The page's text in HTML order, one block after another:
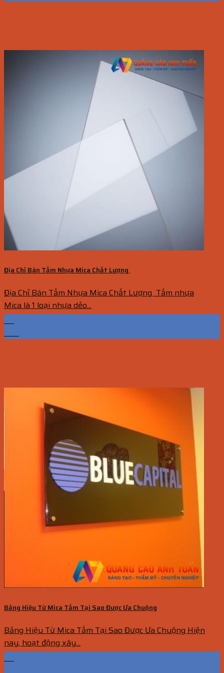
Địa Chỉ Bán Tấm Nhựa Mica Chất Lượng
Địa Chỉ Bán Tấm Nhựa Mica Chất Lượng Tấm nhựa
Mica là 1 loại nhựa dẻo...
Bảng Hiệu Từ Mica Tấm Tại Sao Được Ưa Chuộng
Bảng Hiệu Từ Mica Tấm Tại Sao Được Ưa Chuộng Hiện
nay, hoạt động xây...